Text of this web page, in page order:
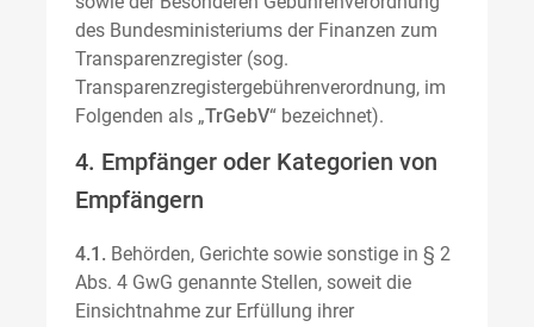
des Bundesministeriums der Finanzen zum
Transparenzregister (sog.
Transparenzregistergebührenverordnung, im
Folgenden als „TrGebV“ bezeichnet).
4. Empfänger oder Kategorien von
Empfängern
4.1. Behörden, Gerichte sowie sonstige in § 2
Abs. 4 GwG genannte Stellen, soweit die
Einsichtnahme zur Erfüllung ihrer